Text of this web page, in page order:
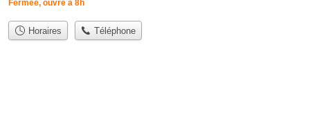
Fermée, ouvre à 8h
Horaires Téléphone